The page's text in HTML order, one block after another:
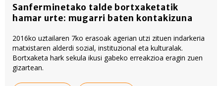
Sanferminetako talde bortxaketatik
hamar urte: mugarri baten kontakizuna
2016ko uztailaren 7ko erasoak agerian utzi zituen indarkeria
matxistaren alderdi sozial, instituzional eta kulturalak.
Bortxaketa hark sekula ikusi gabeko erreakzioa eragin zuen
gizartean.